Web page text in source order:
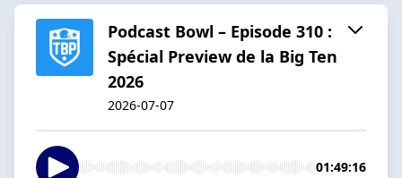
Podcast Bowl – Episode 310 :
Spécial Preview de la Big Ten
2026
2026-07-07
01:49:16